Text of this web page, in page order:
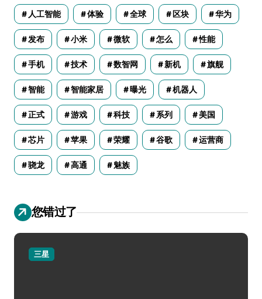
人工智能 体验 全球 区块 华为
发布 小米 微软 怎么 性能
手机 技术 数智网 新机 旗舰
智能 智能家居 曝光 机器人
正式 游戏 科技 系列 美国
芯片 苹果 荣耀 谷歌 运营商
骁龙 高通 魅族
您错过了
三星